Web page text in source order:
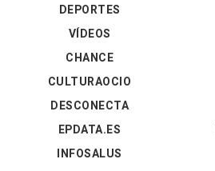
DEPORTES
VÍDEOS
CHANCE
CULTURAOCIO
DESCONECTA
EPDATA.ES
INFOSALUS